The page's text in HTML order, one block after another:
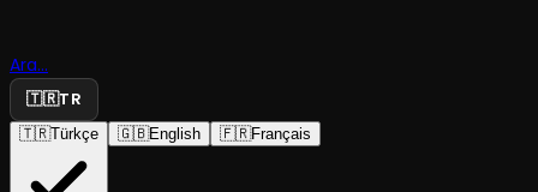
Ara...
🇹🇷TR
🇹🇷Türkçe 🇬🇧English 🇫🇷Français
Ormanı